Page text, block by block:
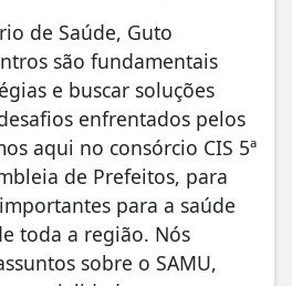
de Saúde, Guto
são fundamentais
e buscar soluções
enfrentados pelos
aqui no consórcio CIS 5ª
de Prefeitos, para
para a saúde
toda a região. Nós
sobre o SAMU,